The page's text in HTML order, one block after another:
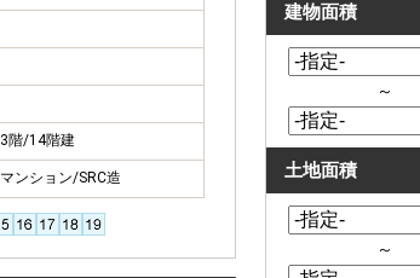
3階/14階建
マンション/SRC造
建物面積
～
土地面積
～